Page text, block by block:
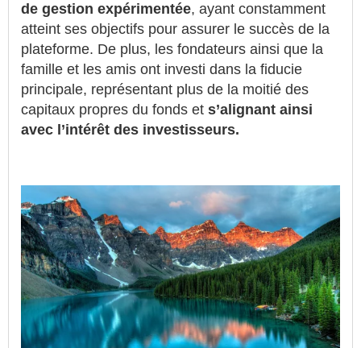
de gestion expérimentée, ayant constamment
atteint ses objectifs pour assurer le succès de la
plateforme. De plus, les fondateurs ainsi que la
famille et les amis ont investi dans la fiducie
principale, représentant plus de la moitié des
capitaux propres du fonds et s’alignant ainsi
avec l’intérêt des investisseurs.